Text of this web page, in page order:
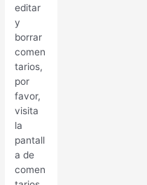
editar
y
borrar
comen
tarios,
por
favor,
visita
la
pantall
a de
comen